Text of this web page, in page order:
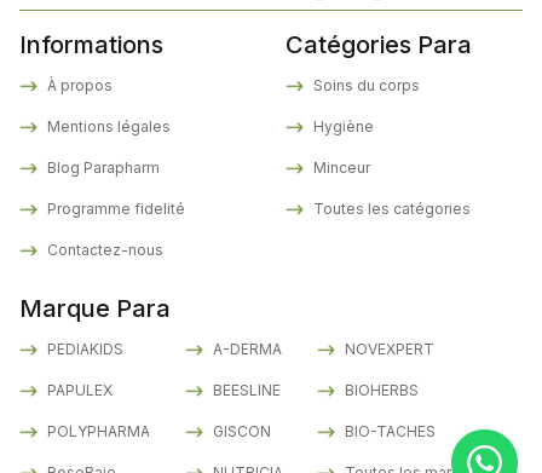
Informations
À propos
Mentions légales
Blog Parapharm
Programme fidelité
Contactez-nous
Marque Para
PEDIAKIDS
PAPULEX
POLYPHARMA
A-DERMA
BEESLINE
GISCON
NOVEXPERT
BIOHERBS
BIO-TACHES
Catégories Para
Soins du corps
Hygiène
Minceur
Toutes les catégories